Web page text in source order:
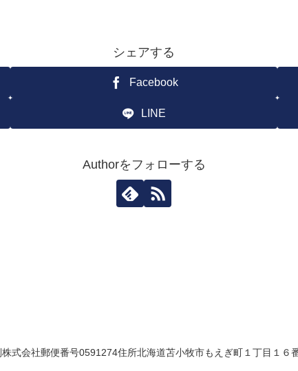
シェアする
Facebook
LINE
Authorをフォローする
式会社郵便番号0591274住所北海道苫小牧市もえぎ町１丁目１